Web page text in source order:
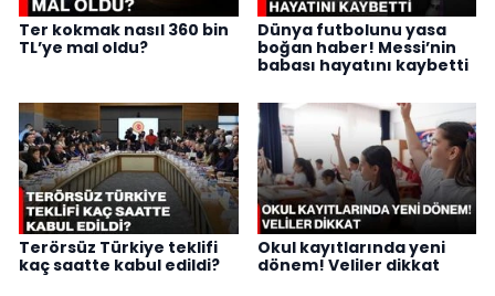
Ter kokmak nasıl 360 bin
TL’ye mal oldu?
Dünya futbolunu yasa
boğan haber! Messi’nin
babası hayatını kaybetti
Terörsüz Türkiye teklifi
kaç saatte kabul edildi?
Okul kayıtlarında yeni
dönem! Veliler dikkat